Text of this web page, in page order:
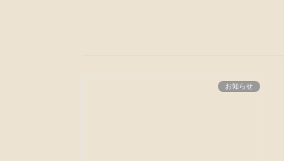
お知らせ